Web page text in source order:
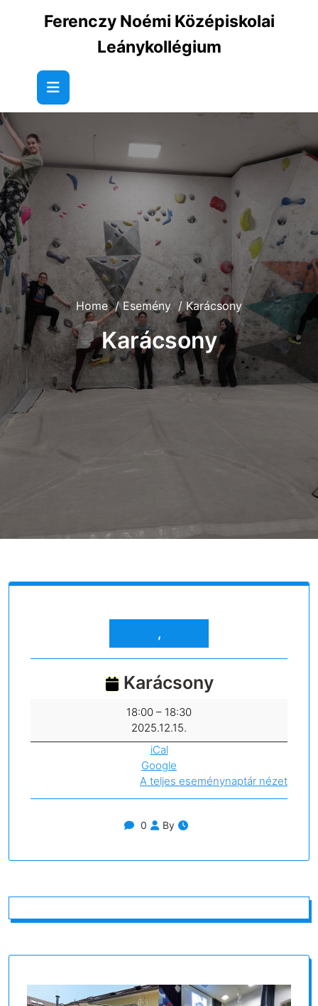
Ferenczy Noémi Középiskolai
Leánykollégium
Home/Esemény / Karácsony
Karácsony
,
Karácsony
Karácsony
18:00 – 18:30
2025.12.15.
iCal
Google
A teljes eseménynaptár nézet
0 By